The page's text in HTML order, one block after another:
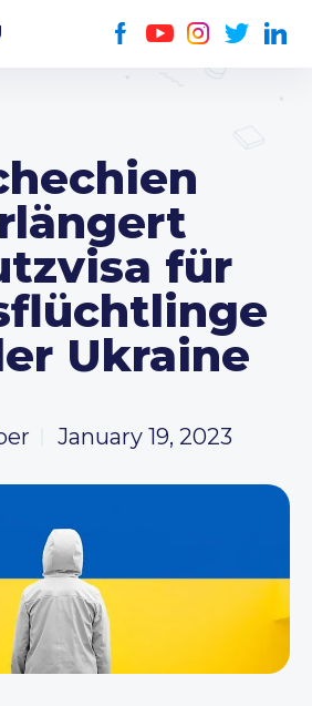
für
Ukraine
January 19, 2023